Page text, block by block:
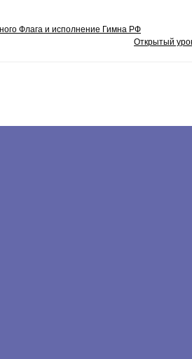
Флага и исполнение Гимна РФ
Открытый